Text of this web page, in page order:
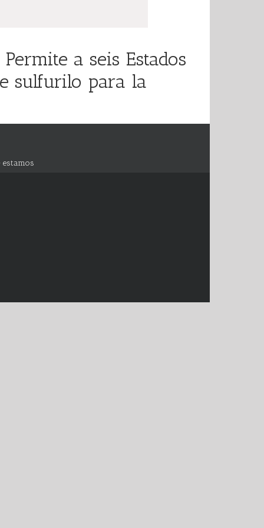
a seis Estados
sulfurilo para la
estamos